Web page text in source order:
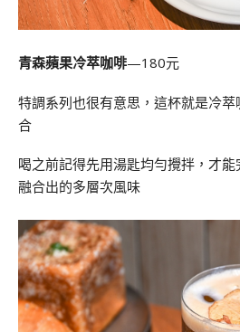
青森蘋果冷萃咖啡—180元
特調系列也很有意思，這杯就是冷
合
喝之前記得先用湯匙均勻攪拌，才
融合出的多層次風味